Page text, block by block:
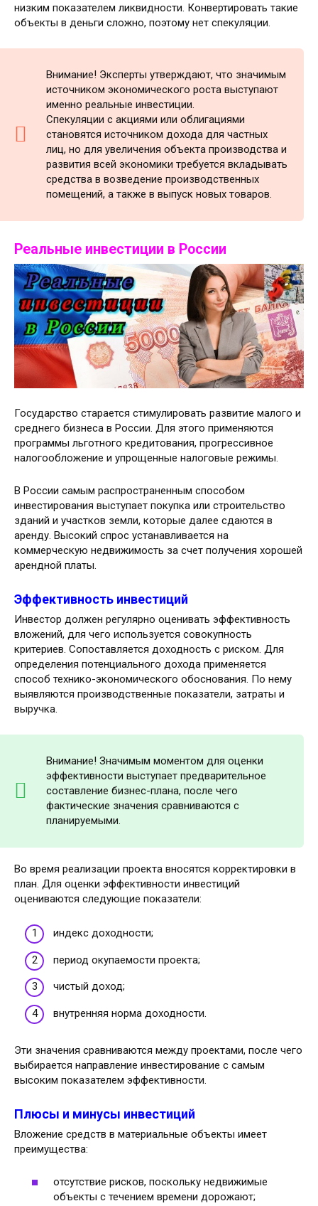
низким показателем ликвидности. Конвертировать такие
объекты в деньги сложно, поэтому нет спекуляции.
Внимание! Эксперты утверждают, что значимым
источником экономического роста выступают
именно реальные инвестиции.
Спекуляции с акциями или облигациями
становятся источником дохода для частных
лиц, но для увеличения объекта производства и
развития всей экономики требуется вкладывать
средства в возведение производственных
помещений, а также в выпуск новых товаров.
Реальные инвестиции в России
Государство старается стимулировать развитие малого и
среднего бизнеса в России. Для этого применяются
программы льготного кредитования, прогрессивное
налогообложение и упрощенные налоговые режимы.
В России самым распространенным способом
инвестирования выступает покупка или строительство
зданий и участков земли, которые далее сдаются в
аренду. Высокий спрос устанавливается на
коммерческую недвижимость за счет получения хорошей
арендной платы.
Эффективность инвестиций
Инвестор должен регулярно оценивать эффективность
вложений, для чего используется совокупность
критериев. Сопоставляется доходность с риском. Для
определения потенциального дохода применяется
способ технико-экономического обоснования. По нему
выявляются производственные показатели, затраты и
выручка.
Внимание! Значимым моментом для оценки
эффективности выступает предварительное
составление бизнес-плана, после чего
фактические значения сравниваются с
планируемыми.
Во время реализации проекта вносятся корректировки в
план. Для оценки эффективности инвестиций
оцениваются следующие показатели:
индекс доходности;
период окупаемости проекта;
чистый доход;
внутренняя норма доходности.
Эти значения сравниваются между проектами, после чего
выбирается направление инвестирование с самым
высоким показателем эффективности.
Плюсы и минусы инвестиций
Вложение средств в материальные объекты имеет
преимущества:
отсутствие рисков, поскольку недвижимые
объекты с течением времени дорожают;